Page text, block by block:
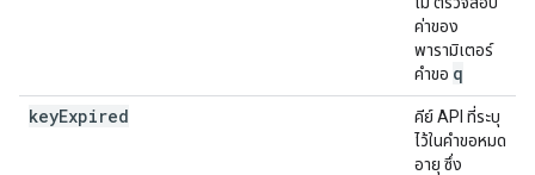
ค่าของ
พารามิเตอร์
คำขอ q
keyExpired
คีย์ API ที่ระบุ
ไว้ในคำขอหมด
อายุ ซึ่ง